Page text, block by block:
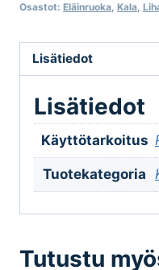
Osastot: Eläinruoka, Kala,
Lisätiedot
Lisätiedot
Käyttötarkoitus
Tuotekategoria
Tutustu